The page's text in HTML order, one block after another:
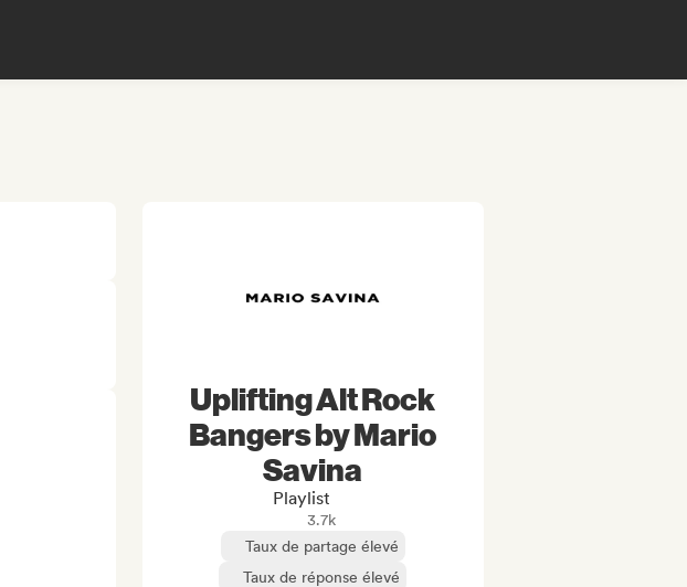
Uplifting Alt Rock
Bangers by Mario
Savina
Playlist
3.7k
Taux de partage élevé
Taux de réponse élevé